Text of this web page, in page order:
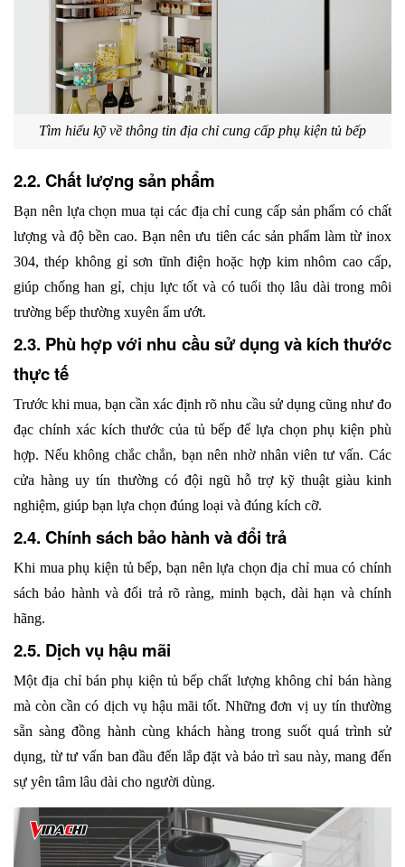
Tìm hiểu kỹ về thông tin địa chỉ cung cấp phụ kiện tủ bếp
2.2. Chất lượng sản phẩm
Bạn nên lựa chọn mua tại các địa chỉ cung cấp sản phẩm có chất
lượng và độ bền cao. Bạn nên ưu tiên các sản phẩm làm từ inox
304, thép không gỉ sơn tĩnh điện hoặc hợp kim nhôm cao cấp,
giúp chống han gỉ, chịu lực tốt và có tuổi thọ lâu dài trong môi
trường bếp thường xuyên ẩm ướt.
2.3. Phù hợp với nhu cầu sử dụng và kích thước
thực tế
Trước khi mua, bạn cần xác định rõ nhu cầu sử dụng cũng như đo
đạc chính xác kích thước của tủ bếp để lựa chọn phụ kiện phù
hợp. Nếu không chắc chắn, bạn nên nhờ nhân viên tư vấn. Các
cửa hàng uy tín thường có đội ngũ hỗ trợ kỹ thuật giàu kinh
nghiệm, giúp bạn lựa chọn đúng loại và đúng kích cỡ.
2.4. Chính sách bảo hành và đổi trả
Khi mua phụ kiện tủ bếp, bạn nên lựa chọn địa chỉ mua có chính
sách bảo hành và đổi trả rõ ràng, minh bạch, dài hạn và chính
hãng.
2.5. Dịch vụ hậu mãi
Một địa chỉ bán phụ kiện tủ bếp chất lượng không chỉ bán hàng
mà còn cần có dịch vụ hậu mãi tốt. Những đơn vị uy tín thường
sẵn sàng đồng hành cùng khách hàng trong suốt quá trình sử
dụng, từ tư vấn ban đầu đến lắp đặt và bảo trì sau này, mang đến
sự yên tâm lâu dài cho người dùng.